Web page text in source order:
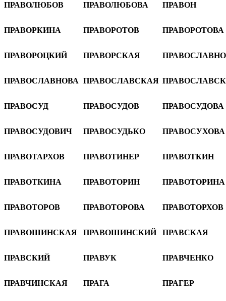
ПРАВОЛЮБОВ ПРАВОЛЮБОВА ПРАВОН
ПРАВОРКИНА ПРАВОРОТОВ ПРАВОРОТОВА
ПРАВОРОЦКИЙ ПРАВОРСКАЯ
ПРАВОСЛАВНОВА ПРАВОСЛАВСКАЯ
ПРАВОСУД ПРАВОСУДОВ ПРАВОСУДОВА
ПРАВОСУДОВИЧ ПРАВОСУДЬКО ПРАВОСУХОВА
ПРАВОТАРХОВ ПРАВОТИНЕР ПРАВОТКИН
ПРАВОТКИНА ПРАВОТОРИН ПРАВОТОРИНА
ПРАВОТОРОВ ПРАВОТОРОВА ПРАВОТОРХОВ
ПРАВОШИНСКАЯ ПРАВОШИНСКИЙ ПРАВСКАЯ
ПРАВСКИЙ ПРАВУК ПРАВЧЕНКО
ПРАВЧИНСКАЯ ПРАГА ПРАГЕР